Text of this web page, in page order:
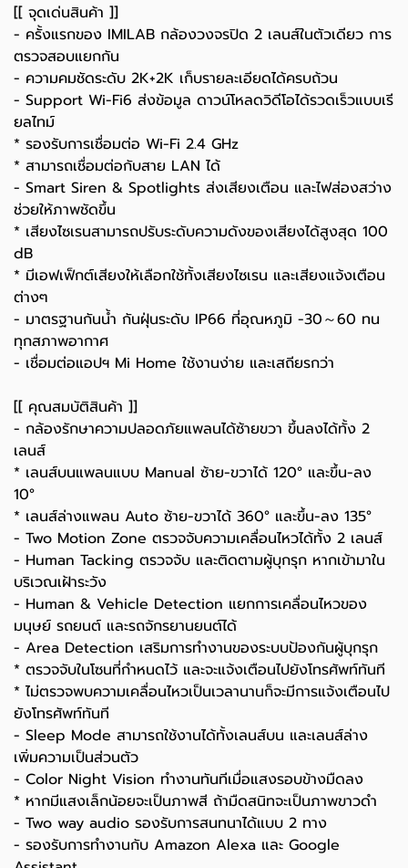
[[ จุดเด่นสินค้า ]]
- ครั้งแรกของ IMILAB กล้องวงจรปิด 2 เลนส์ในตัวเดียว การ
ตรวจสอบแยกกัน
- ความคมชัดระดับ 2K+2K เก็บรายละเอียดได้ครบถ้วน
- Support Wi-Fi6 ส่งข้อมูล ดาวน์โหลดวิดีโอได้รวดเร็วแบบเรี
ยลไทม์
* รองรับการเชื่อมต่อ Wi-Fi 2.4 GHz
* สามารถเชื่อมต่อกับสาย LAN ได้
- Smart Siren & Spotlights ส่งเสียงเตือน และไฟส่องสว่าง
ช่วยให้ภาพชัดขึ้น
* เสียงไซเรนสามารถปรับระดับความดังของเสียงได้สูงสุด 100
dB
* มีเอฟเฟ็กต์เสียงให้เลือกใช้ทั้งเสียงไซเรน และเสียงแจ้งเตือน
ต่างๆ
- มาตรฐานกันน้ำ กันฝุ่นระดับ IP66 ที่อุณหภูมิ -30～60 ทน
ทุกสภาพอากาศ
- เชื่อมต่อแอปฯ Mi Home ใช้งานง่าย และเสถียรกว่า
[[ คุณสมบัติสินค้า ]]
- กล้องรักษาความปลอดภัยแพลนได้ซ้ายขวา ขึ้นลงได้ทั้ง 2
เลนส์
* เลนส์บนแพลนแบบ Manual ซ้าย-ขวาได้ 120° และขึ้น-ลง
10°
* เลนส์ล่างแพลน Auto ซ้าย-ขวาได้ 360° และขึ้น-ลง 135°
- Two Motion Zone ตรวจจับความเคลื่อนไหวได้ทั้ง 2 เลนส์
- Human Tacking ตรวจจับ และติดตามผู้บุกรุก หากเข้ามาใน
บริเวณเฝ้าระวัง
- Human & Vehicle Detection แยกการเคลื่อนไหวของ
มนุษย์ รถยนต์ และรถจักรยานยนต์ได้
- Area Detection เสริมการทำงานของระบบป้องกันผู้บุกรุก
* ตรวจจับในโซนที่กำหนดไว้ และจะแจ้งเตือนไปยังโทรศัพท์ทันที
* ไม่ตรวจพบความเคลื่อนไหวเป็นเวลานานก็จะมีการแจ้งเตือนไป
ยังโทรศัพท์ทันที
- Sleep Mode สามารถใช้งานได้ทั้งเลนส์บน และเลนส์ล่าง
เพิ่มความเป็นส่วนตัว
- Color Night Vision ทำงานทันทีเมื่อแสงรอบข้างมืดลง
* หากมีแสงเล็กน้อยจะเป็นภาพสี ถ้ามืดสนิทจะเป็นภาพขาวดำ
- Two way audio รองรับการสนทนาได้แบบ 2 ทาง
- รองรับการทำงานกับ Amazon Alexa และ Google